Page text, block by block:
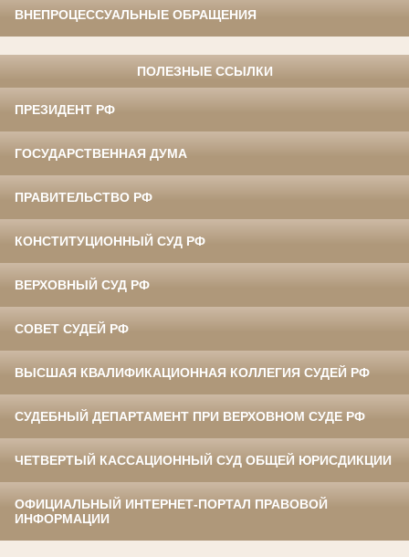
ВНЕПРОЦЕССУАЛЬНЫЕ ОБРАЩЕНИЯ
ПОЛЕЗНЫЕ ССЫЛКИ
ПРЕЗИДЕНТ РФ
ГОСУДАРСТВЕННАЯ ДУМА
ПРАВИТЕЛЬСТВО РФ
КОНСТИТУЦИОННЫЙ СУД РФ
ВЕРХОВНЫЙ СУД РФ
СОВЕТ СУДЕЙ РФ
ВЫСШАЯ КВАЛИФИКАЦИОННАЯ КОЛЛЕГИЯ СУДЕЙ РФ
СУДЕБНЫЙ ДЕПАРТАМЕНТ ПРИ ВЕРХОВНОМ СУДЕ РФ
ЧЕТВЕРТЫЙ КАССАЦИОННЫЙ СУД ОБЩЕЙ ЮРИСДИКЦИИ
ОФИЦИАЛЬНЫЙ ИНТЕРНЕТ-ПОРТАЛ ПРАВОВОЙ
ИНФОРМАЦИИ